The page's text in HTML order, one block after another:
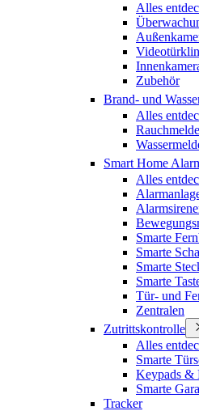
Alles
Zubehör
Brand- und
Alles
Smart Home
Alles
Smarte
Smarte
Smarte
Smarte
Tür- und
Zentralen
Zutrittskontrolle
Alles
Smarte
Keypads &
Smarte
Tracker